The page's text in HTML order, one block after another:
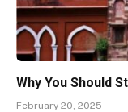
Why You Should
February 20, 2025